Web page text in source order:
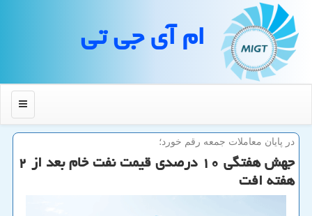
ام آی جی تی
منو
در پایان معاملات جمعه رقم خورد؛
جهش هفتگی ۱۰ درصدی قیمت نفت خام بعد از ۲
هفته افت